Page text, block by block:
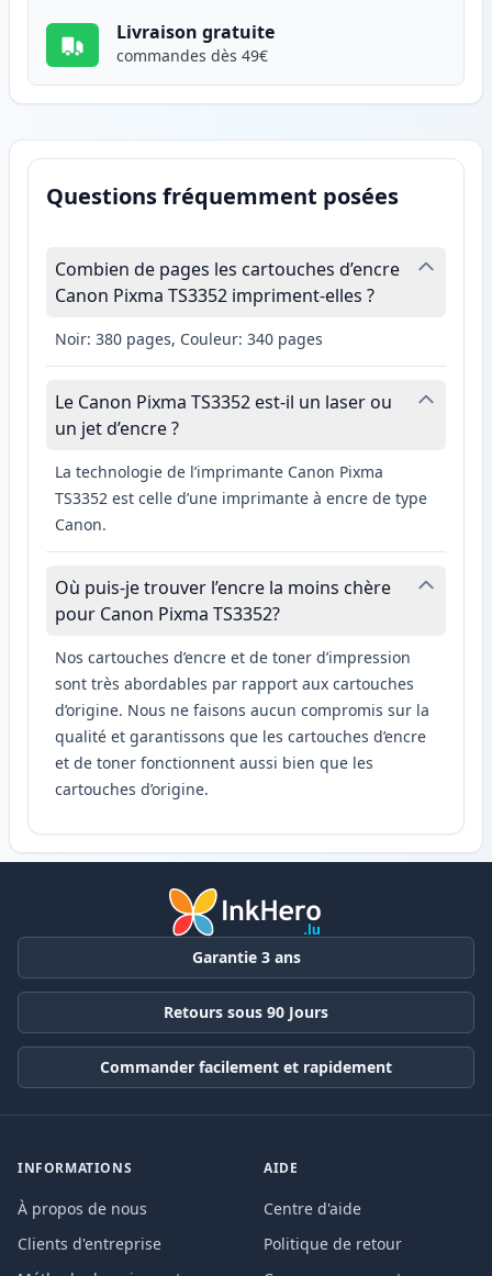
Livraison gratuite
commandes dès 49€
Questions fréquemment posées
Combien de pages les cartouches d’encre
Canon Pixma TS3352 impriment-elles ?
Noir: 380 pages, Couleur: 340 pages
Le Canon Pixma TS3352 est-il un laser ou
un jet d’encre ?
La technologie de l’imprimante Canon Pixma
TS3352 est celle d’une imprimante à encre de type
Canon.
Où puis-je trouver l’encre la moins chère
pour Canon Pixma TS3352?
Nos cartouches d’encre et de toner d’impression
sont très abordables par rapport aux cartouches
d’origine. Nous ne faisons aucun compromis sur la
qualité et garantissons que les cartouches d’encre
et de toner fonctionnent aussi bien que les
cartouches d’origine.
Garantie 3 ans
Retours sous 90 Jours
Commander facilement et rapidement
INFORMATIONS
À propos de nous
Clients d'entreprise
AIDE
Centre d'aide
Politique de retour